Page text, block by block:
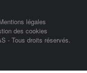
légales
des cookies
- Tous droits réservés.